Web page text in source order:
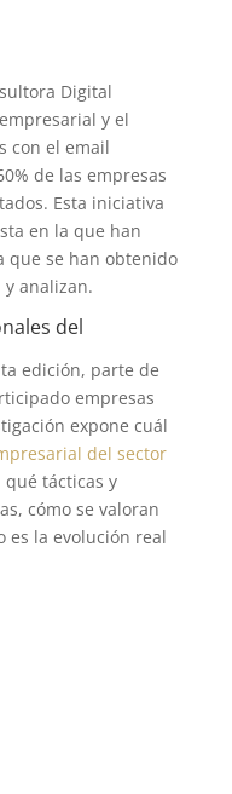
Digital
y el
con el email
de las empresas
Esta iniciativa
en la que han
que se han obtenido
analizan.
del
edición, parte de
empresas
expone cuál
del sector
tácticas y
cómo se valoran
es la evolución real